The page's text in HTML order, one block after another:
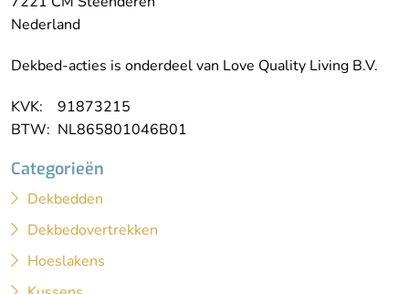
Nederland
Dekbed-acties is onderdeel van Love Quality Living B.V.
KVK: 91873215
BTW: NL865801046B01
Categorieën
Dekbedden
Dekbedovertrekken
Hoeslakens